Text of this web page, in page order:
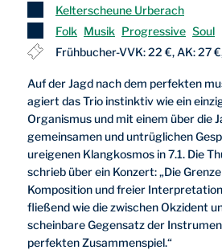
Kelterscheune Urberach
Folk Musik Progressive Soul
Frühbucher-VVK: 22 €, AK: 27
Auf der Jagd nach dem perfekten
agiert das Trio instinktiv wie ein
Organismus und mit einem über die
gemeinsamen und untrüglichen
ureigenen Klangkosmos in 7.1. Die
schrieb über ein Konzert: „Die
Komposition und freier
fließend wie die zwischen Okzident
scheinbare Gegensatz der
perfekten Zusammenspiel.“